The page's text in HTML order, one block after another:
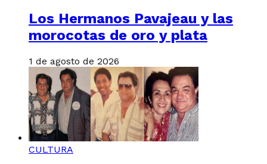
Los Hermanos Pavajeau y las
morocotas de oro y plata
1 de agosto de 2026
CULTURA